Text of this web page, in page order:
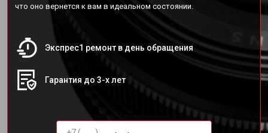
что оно вернется к вам в идеальном состоянии.
Экспрес1 ремонт в день обращения
Гарантия до 3-х лет